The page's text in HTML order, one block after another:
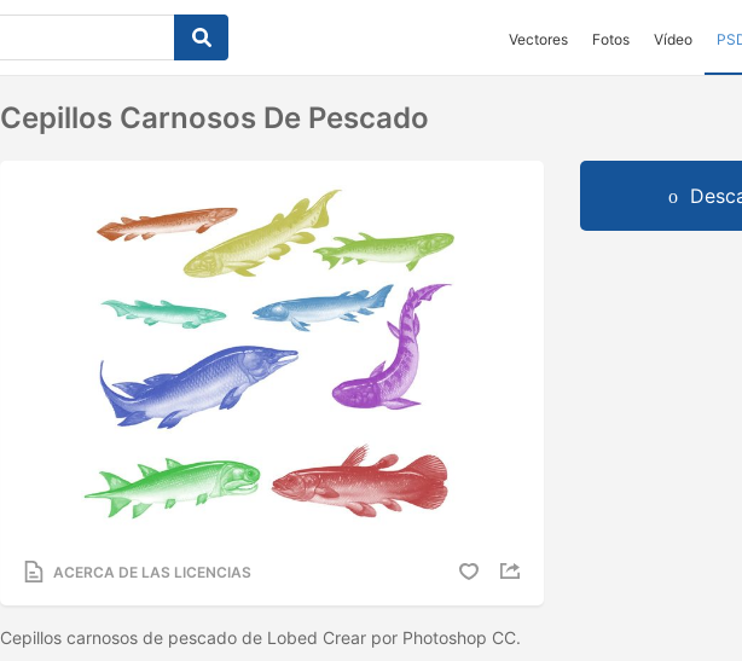
Vectores Fotos Vídeo
Cepillos Carnosos De Pescado
ACERCA DE LAS LICENCIAS
Cepillos carnosos de pescado de Lobed Crear por Photoshop CC.